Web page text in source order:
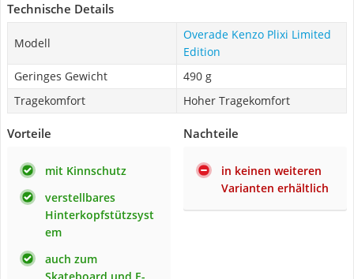
Technische Details
Modell
Overade Kenzo Plixi Limited
Edition
Geringes Gewicht
490 g
Tragekomfort
Hoher Tragekomfort
Vorteile
mit Kinnschutz
verstellbares
Hinterkopfstützsyst
em
auch zum
Nachteile
in keinen weiteren
Varianten erhältlich